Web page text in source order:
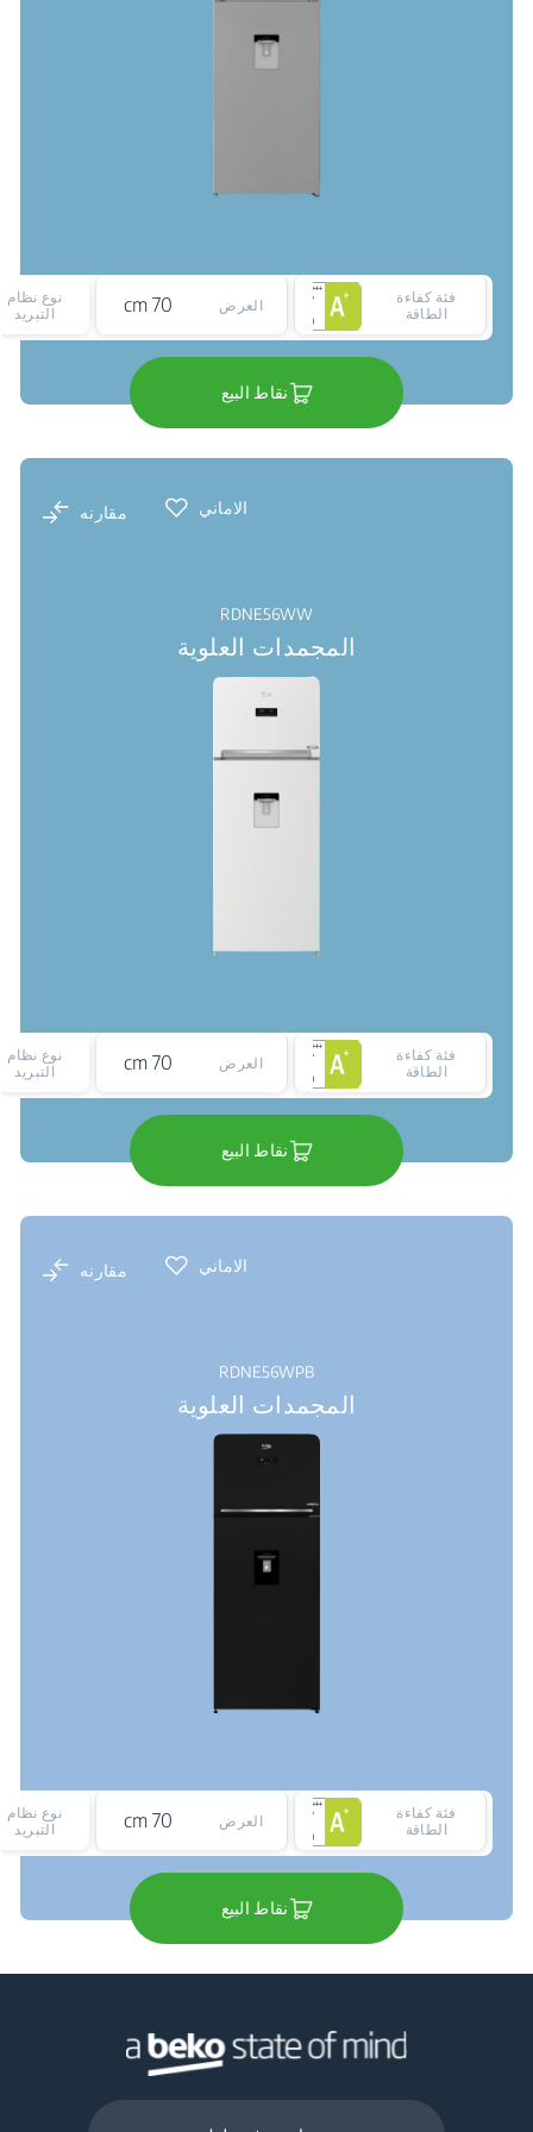
فئة كفاءة
الطاقة
العرض 70 cm
نوع نظام
التبريد
نقاط البيع
الاماني مقارنه
RDNE56WW
المجمدات العلوية
فئة كفاءة
الطاقة
العرض 70 cm
نوع نظام
التبريد
نقاط البيع
الاماني مقارنه
RDNE56WPB
المجمدات العلوية
فئة كفاءة
الطاقة
العرض 70 cm
نوع نظام
التبريد
نقاط البيع